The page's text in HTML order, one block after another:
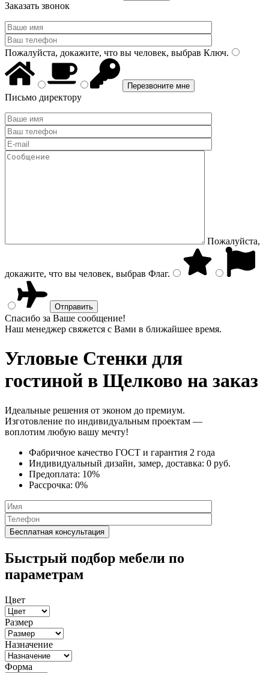
Заказать звонок
Пожалуйста, докажите, что вы человек, выбрав Ключ.
Письмо директору
Пожалуйста,
докажите, что вы человек, выбрав Флаг.
Спасибо за Ваше сообщение!
Наш менеджер свяжется с Вами в ближайшее время.
Угловые Стенки для
гостиной в Щелково на заказ
Идеальные решения от эконом до премиум.
Изготовление по индивидуальным проектам —
воплотим любую вашу мечту!
Фабричное качество ГОСТ и гарантия 2 года
Индивидуальный дизайн, замер, доставка: 0 руб.
Предоплата: 10%
Рассрочка: 0%
Быстрый подбор мебели по
параметрам
Цвет
Размер
Назначение
Форма